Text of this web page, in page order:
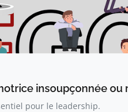
insoupçonnée
pour le leadership.